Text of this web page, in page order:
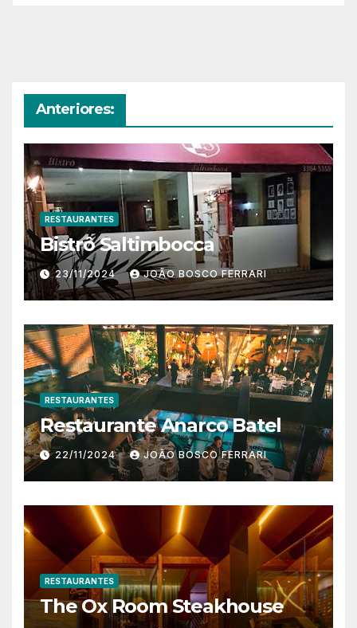
Anteriores:
RESTAURANTES
Bistrô Saltimbocca
23/11/2024 JOÃO BOSCO FERRARI
RESTAURANTES
Restaurante Anarco Batel
22/11/2024 JOÃO BOSCO FERRARI
RESTAURANTES
The Ox Room Steakhouse